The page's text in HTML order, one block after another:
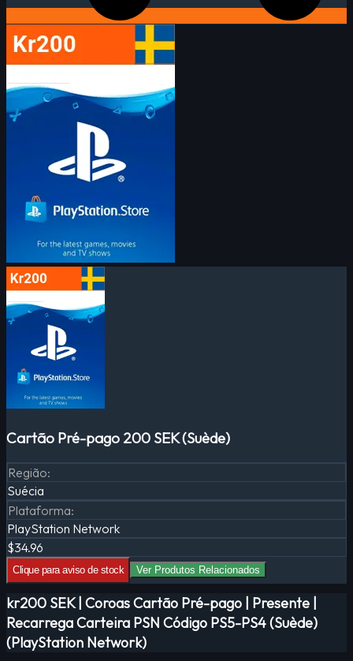
Cartão Pré-pago 200 SEK (Suède)
Região:
Suécia
Plataforma:
PlayStation Network
$34.96
Clique para aviso de stock Ver Produtos Relacionados
kr200 SEK | Coroas Cartão Pré-pago | Presente |
Recarrega Carteira PSN Código PS5-PS4 (Suède)
(PlayStation Network)